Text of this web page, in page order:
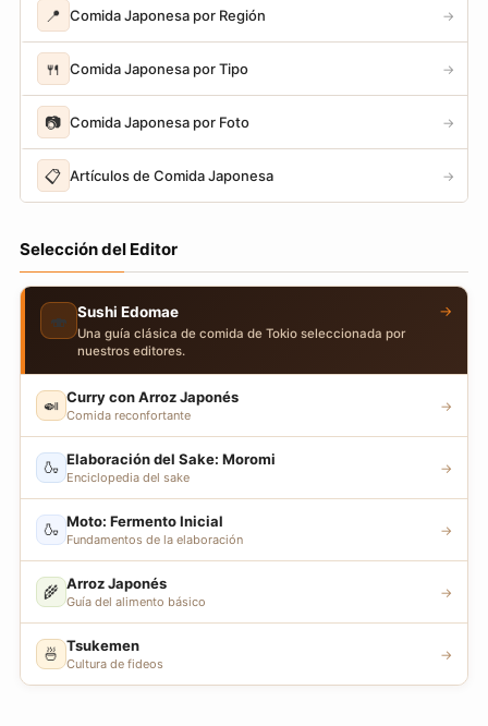
📍 Comida Japonesa por Región →
🍴 Comida Japonesa por Tipo →
📷 Comida Japonesa por Foto →
📋 Artículos de Comida Japonesa →
Selección del Editor
🍣 Sushi Edomae
Una guía clásica de comida de Tokio seleccionada por
nuestros editores.
→
🍛 Curry con Arroz Japonés
Comida reconfortante
→
🍶 Elaboración del Sake: Moromi
Enciclopedia del sake
→
🍶 Moto: Fermento Inicial
Fundamentos de la elaboración
→
🌾 Arroz Japonés
Guía del alimento básico
→
🍜 Tsukemen
Cultura de fideos
→